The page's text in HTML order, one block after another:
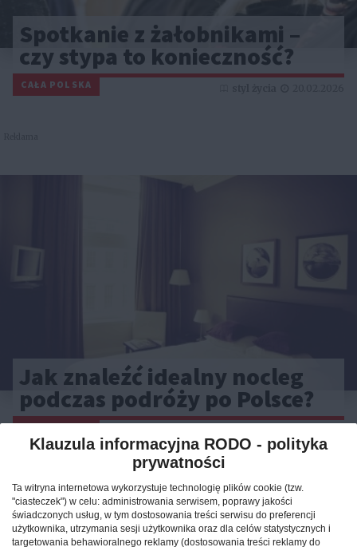
Spotkanie z żałobnikami –
czy stypa to konieczność?
CAŁA POLSKA
Jak znaleźć idealny nocleg
podczas podróży po Polsce?
CAŁA POLSKA
Klauzula informacyjna RODO - polityka
prywatności
Ta witryna internetowa wykorzystuje technologię plików cookie (tzw.
"ciasteczek") w celu: administrowania serwisem, poprawy jakości
świadczonych usług, w tym dostosowania treści serwisu do preferencji
użytkownika, utrzymania sesji użytkownika oraz dla celów statystycznych i
targetowania behawioralnego reklamy (dostosowania treści reklamy do